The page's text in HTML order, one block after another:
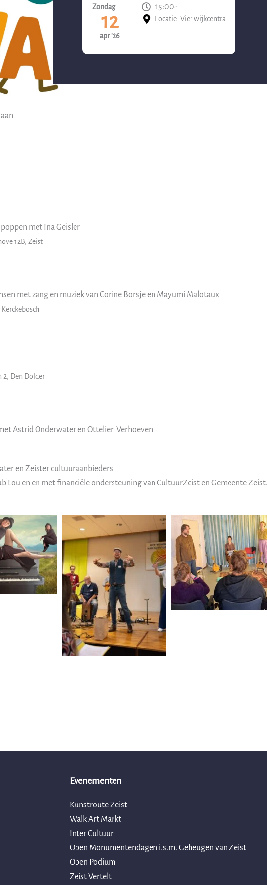
Zondag
12
apr '26
15:00-
Locatie: Vier wijkcentra
met Ina Geisler
12B, Zeist
met zang en muziek van Corine Borsje en Mayumi Malotaux
2, Den Dolder
Astrid Onderwater en Ottelien Verhoeven
en Zeister cultuuraanbieders.
Lou en en met financiële ondersteuning van CultuurZeist en Gemeente Zeist.
Evenementen
Kunstroute Zeist
Walk Art Markt
Inter Cultuur
Open Monumentendagen i.s.m. Geheugen van Zeist
Open Podium
Zeist Vertelt